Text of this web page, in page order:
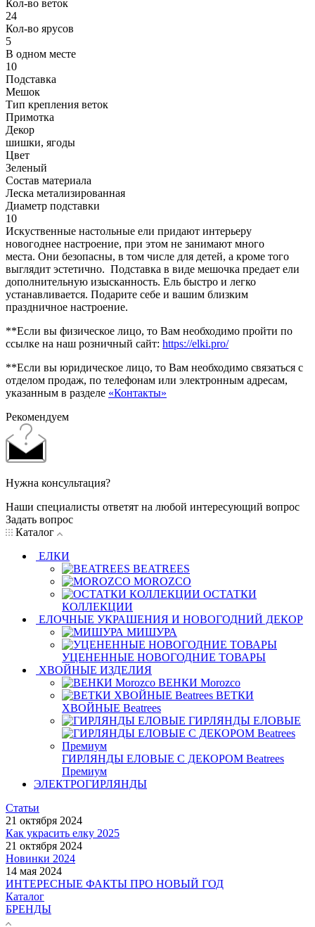
Кол-во веток
24
Кол-во ярусов
5
В одном месте
10
Подставка
Мешок
Тип крепления веток
Примотка
Декор
шишки, ягоды
Цвет
Зеленый
Состав материала
Леска метализированная
Диаметр подставки
10
Искуственные настольные ели придают интерьеру
новогоднее настроение, при этом не занимают много
места. Они безопасны, в том числе для детей, а кроме того
выглядит эстетично. Подставка в виде мешочка предает ели
дополнительную изысканность. Ель быстро и легко
устанавливается. Подарите себе и вашим близким
праздничное настроение.
**Если вы физическое лицо, то Вам необходимо пройти по
ссылке на наш розничный сайт: https://elki.pro/
**Если вы юридическое лицо, то Вам необходимо связаться с
отделом продаж, по телефонам или электронным адресам,
указанным в разделе «Контакты»
Рекомендуем
Нужна консультация?
Наши специалисты ответят на любой интересующий вопрос
Задать вопрос
Каталог
ЕЛКИ
BEATREES
MOROZCO
ОСТАТКИ
КОЛЛЕКЦИИ
ЕЛОЧНЫЕ УКРАШЕНИЯ И НОВОГОДНИЙ ДЕКОР
МИШУРА
УЦЕНЕННЫЕ НОВОГОДНИЕ ТОВАРЫ
ХВОЙНЫЕ ИЗДЕЛИЯ
ВЕНКИ Morozco
ВЕТКИ
ХВОЙНЫЕ Beatrees
ГИРЛЯНДЫ ЕЛОВЫЕ
ГИРЛЯНДЫ ЕЛОВЫЕ С ДЕКОРОМ Beatrees
Премиум
ЭЛЕКТРОГИРЛЯНДЫ
Статьи
21 октября 2024
Как украсить елку 2025
21 октября 2024
Новинки 2024
14 мая 2024
ИНТЕРЕСНЫЕ ФАКТЫ ПРО НОВЫЙ ГОД
Каталог
БРЕНДЫ